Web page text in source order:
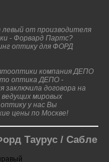
от производителя
- Форвард Партс?
оптику для ФОРД
компания ДЕПО
оптика ДЕПО -
заключила договора на
ведущих мировых
у нас Вы
цены по Москве!
Таурус / Сабле